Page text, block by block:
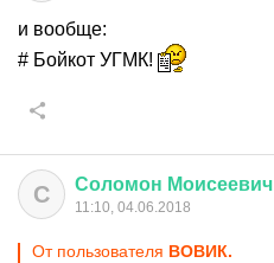
и вообще:
# Бойкот УГМК!
С Соломон Моисеевич
11:10, 04.06.2018
От пользователя ВОВИК.